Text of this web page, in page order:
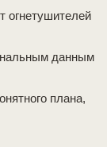
огнетушителей
данным
плана,